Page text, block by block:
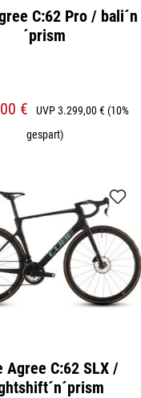
C:62 Pro / bali´n
´prism
€ UVP3.299,00 €(10%
gespart)
Agree C:62 SLX /